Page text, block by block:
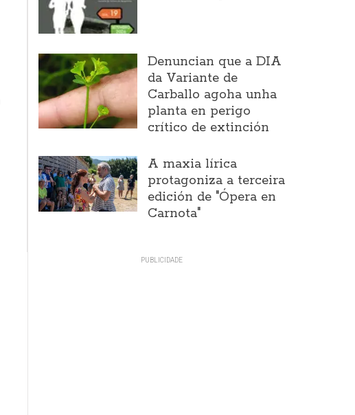
Denuncian que a DIA
da Variante de
Carballo agoha unha
planta en perigo
crítico de extinción
A maxia lírica
protagoniza a terceira
edición de "Ópera en
Carnota"